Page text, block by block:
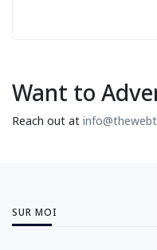
Want to
Reach out at
SUR MOI